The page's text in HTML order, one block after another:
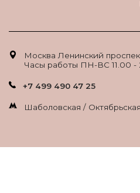
Москва Ленинский
Часы работы ПН-ВС 11.00 -
+7 499 490 47 25
Шаболовская / Октябрьская